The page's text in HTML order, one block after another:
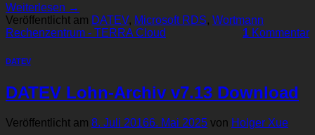
Weiterlesen →
Veröffentlicht am DATEV, Microsoft RDS, Wortmann
Rechenzentrum - TERRA Cloud
1 Kommentar
DATEV
DATEV Lohn-Archiv v7.13 Download
Veröffentlicht am 8. Juli 20166. Mai 2025 von Holger Xue